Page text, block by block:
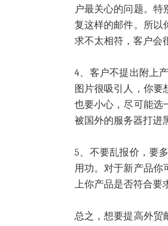
户最关心的问题。特
复这样的邮件。所以
求不太相符，客户会
4、客户不提出附上
图片很吸引人，你要
也要小心，尽可能选
被国外的服务器打进
5、不要乱报价，要
用功。对于新产品你
上你产品是否符合要
总之，想要提高外贸